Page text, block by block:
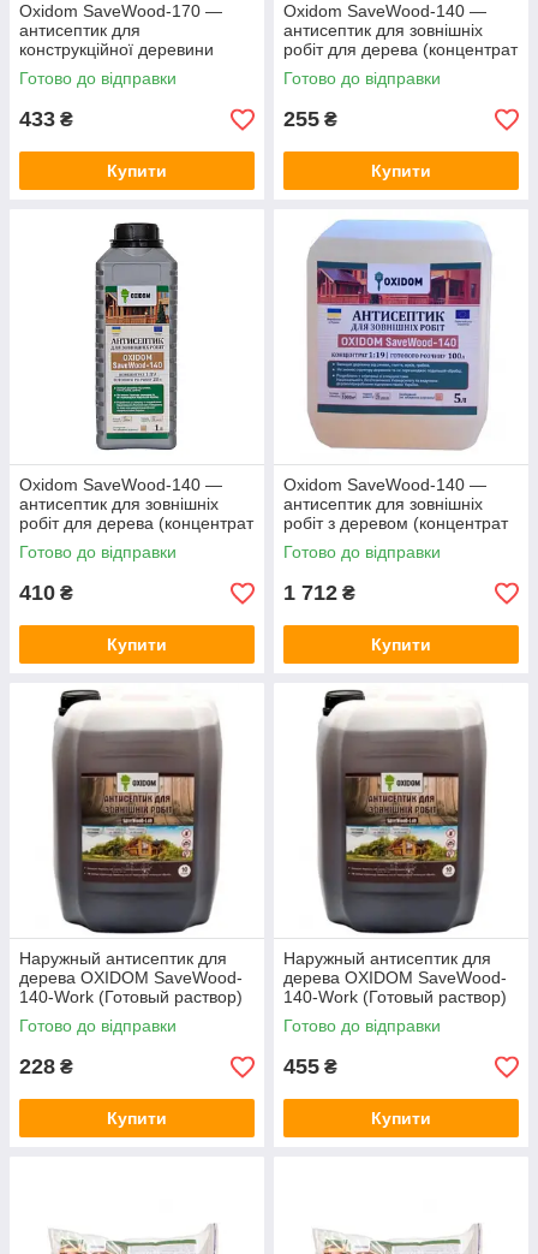
Oxidom SaveWood-170 —
антисептик для
конструкційної деревини
(концентрат 1:9-1:19) 1 л
Готово до відправки
433 ₴
Купити
Oxidom SaveWood-140 —
антисептик для зовнішніх
робіт для дерева (концентрат
1:9-1:19) 0,5 л
Готово до відправки
255 ₴
Купити
Oxidom SaveWood-140 —
антисептик для зовнішніх
робіт для дерева (концентрат
1:9-1:19) 1 л
Готово до відправки
410 ₴
Купити
Oxidom SaveWood-140 —
антисептик для зовнішніх
робіт з деревом (концентрат
1:9-1:19) 5 кг
Готово до відправки
1 712 ₴
Купити
Наружный антисептик для
дерева OXIDOM SaveWood-
140-Work (Готовый раствор)
5 л
Готово до відправки
228 ₴
Купити
Наружный антисептик для
дерева OXIDOM SaveWood-
140-Work (Готовый раствор)
10 л
Готово до відправки
455 ₴
Купити